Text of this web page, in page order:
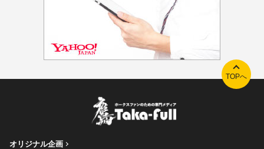
TOPへ
オリジナル企画